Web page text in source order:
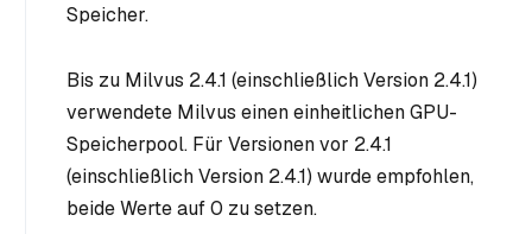
Speicher.
Bis zu Milvus 2.4.1 (einschließlich Version 2.4.1)
verwendete Milvus einen einheitlichen GPU-
Speicherpool. Für Versionen vor 2.4.1
(einschließlich Version 2.4.1) wurde empfohlen,
beide Werte auf 0 zu setzen.